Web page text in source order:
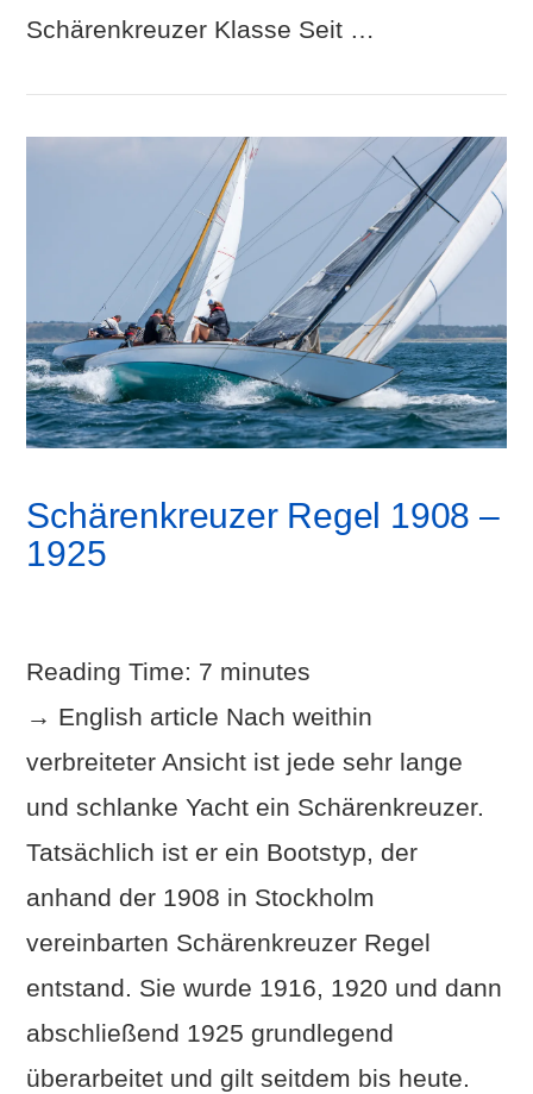
Schärenkreuzer Klasse Seit …
Schärenkreuzer Regel 1908 –
1925
Reading Time: 7 minutes
→ English article Nach weithin
verbreiteter Ansicht ist jede sehr lange
und schlanke Yacht ein Schärenkreuzer.
Tatsächlich ist er ein Bootstyp, der
anhand der 1908 in Stockholm
vereinbarten Schärenkreuzer Regel
entstand. Sie wurde 1916, 1920 und dann
abschließend 1925 grundlegend
überarbeitet und gilt seitdem bis heute.